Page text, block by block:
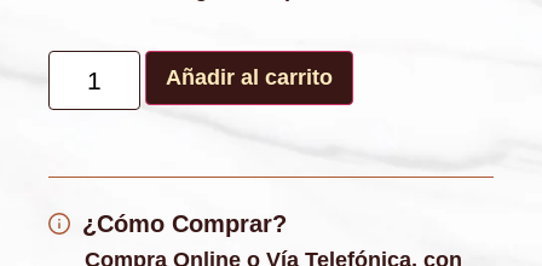
Añadir al carrito
¿Cómo Comprar?
Compra Online o Vía Telefónica, con